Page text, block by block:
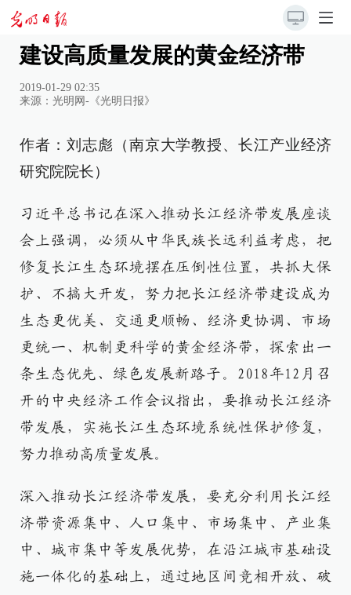
建设高质量发展的黄金经济带
2019-01-29 02:35
来源： 光明网-《光明日报》
作者：刘志彪（南京大学教授、长江产业经济
研究院院长）
习近平总书记在深入推动长江经济带发展座谈
会上强调，必须从中华民族长远利益考虑，把
修复长江生态环境摆在压倒性位置，共抓大保
护、不搞大开发，努力把长江经济带建设成为
生态更优美、交通更顺畅、经济更协调、市场
更统一、机制更科学的黄金经济带，探索出一
条生态优先、绿色发展新路子。2018年12月召
开的中央经济工作会议指出，要推动长江经济
带发展，实施长江生态环境系统性保护修复，
努力推动高质量发展。
深入推动长江经济带发展，要充分利用长江经
济带资源集中、人口集中、市场集中、产业集
中、城市集中等发展优势，在沿江城市基础设
施一体化的基础上，通过地区间竞相开放、破